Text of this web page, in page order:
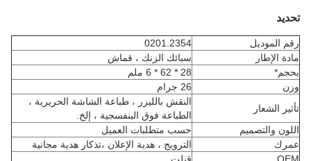
تحديد
رقم الموديل
0201.2354
مادة الإطار
سبائك الزنك ، قماش
بحجم*
28 * 62 * 6 ملم
وزن
26 جرام
تأثير الشعار
النقش بالليزر ، طباعة الشاشة الحريرية ،
الطباعة فوق البنفسجية ، إلخ.
اللون والتصميم
حسب متطلبات العميل
عمرك
الترويج ، هدية الإعلان ، تذكار هدية مجانية